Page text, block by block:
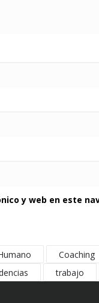
y web en este
Coaching
trabajo